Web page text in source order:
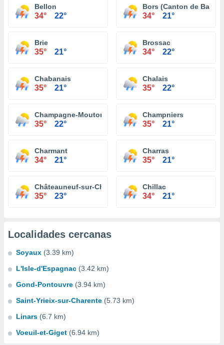
Bellon
34° 22°
Bors (Canton de
34° 21°
Brie
35° 21°
Brossac
34° 22°
Chabanais
35° 21°
Chalais
35° 22°
Champagne-Mouton
35° 22°
Champniers
35° 21°
Charmant
34° 21°
Charras
35° 21°
Châteauneuf-sur-Charente
35° 23°
Chillac
34° 21°
Localidades cercanas
Soyaux (3.39 km)
L'Isle-d'Espagnac (3.42 km)
Gond-Pontouvre (3.94 km)
Saint-Yrieix-sur-Charente (5.73 km)
Linars (6.7 km)
Voeuil-et-Giget (6.94 km)